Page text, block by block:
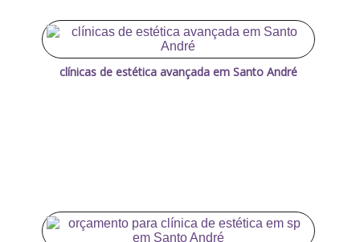
clínicas de estética avançada em Santo André